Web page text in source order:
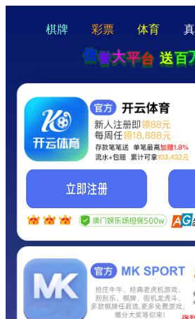
hello
Hey
我们即将上